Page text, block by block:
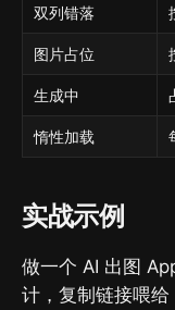
双列错落
图片占位
生成中
惰性加载
实战示例
做一个 AI 出图
计，复制链接喂